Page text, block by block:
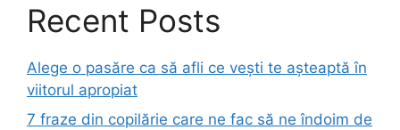
Recent Posts
Alege o pasăre ca să afli ce vești te așteaptă în
viitorul apropiat
7 fraze din copilărie care ne fac să ne îndoim de